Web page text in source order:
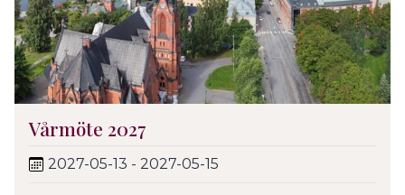
Vårmöte 2027
2027-05-13 - 2027-05-15